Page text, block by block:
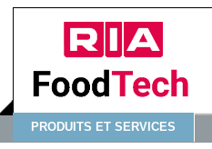
PRODUITS ET SERVICES